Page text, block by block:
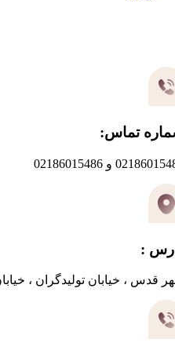
تماس:
و 02186015486
:
قدس ، خیابان تولیدگران ،